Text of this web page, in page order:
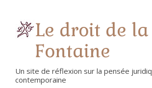
Le droit de la
Fontaine
Un site de réflexion sur la pensée
contemporaine